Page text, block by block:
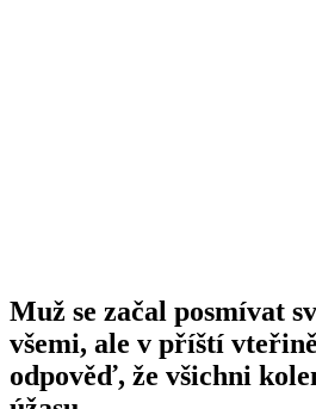
Muž se začal posmívat
všemi, ale v příští
odpověď, že všichni